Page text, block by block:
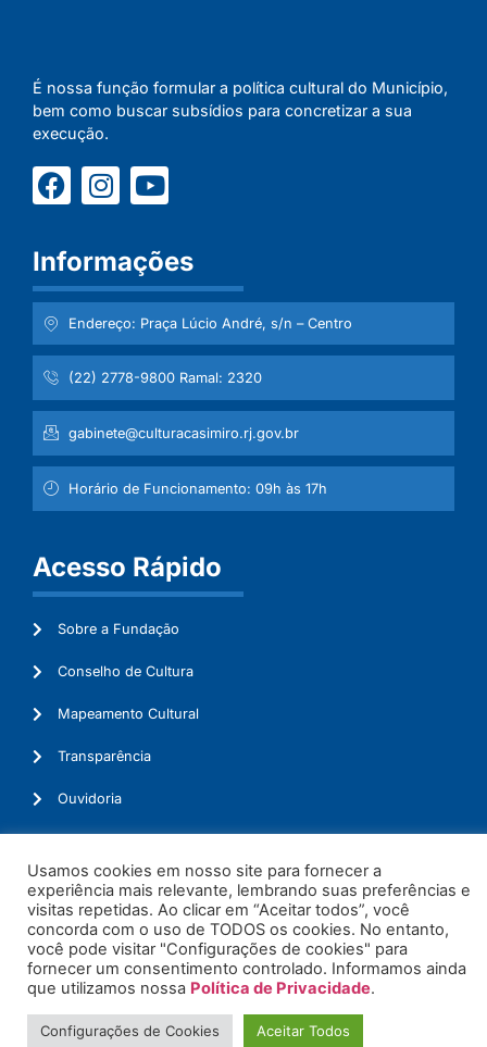
É nossa função formular a política cultural do Município,
bem como buscar subsídios para concretizar a sua
execução.
Informações
Endereço: Praça Lúcio André, s/n – Centro
(22) 2778-9800 Ramal: 2320
gabinete@culturacasimiro.rj.gov.br
Horário de Funcionamento: 09h às 17h
Acesso Rápido
Sobre a Fundação
Conselho de Cultura
Mapeamento Cultural
Transparência
Ouvidoria
© 2026. Todos os Direitos Reservados.
Usamos cookies em nosso site para fornecer a
experiência mais relevante, lembrando suas preferências e
visitas repetidas. Ao clicar em “Aceitar todos”, você
concorda com o uso de TODOS os cookies. No entanto,
você pode visitar "Configurações de cookies" para
fornecer um consentimento controlado. Informamos ainda
que utilizamos nossa Política de Privacidade.
Configurações de Cookies Aceitar Todos